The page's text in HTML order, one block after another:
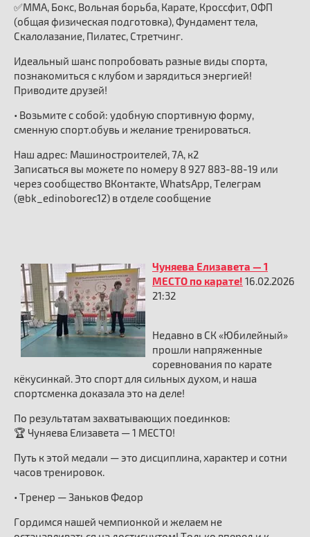
✅ММА, Бокс, Вольная борьба, Карате, Кроссфит, ОФП
(общая физическая подготовка), Фундамент тела,
Скалолазание, Пилатес, Стретчинг.
Идеальный шанс попробовать разные виды спорта,
познакомиться с клубом и зарядиться энергией!
Приводите друзей!
• Возьмите с собой: удобную спортивную форму,
сменную спорт.обувь и желание тренироваться.
Наш адрес: Машиностроителей, 7А, к2
Записаться вы можете по номеру 8 927 883-88-19 или
через сообщество ВКонтакте, WhatsApp, Телеграм
(@bk_edinoborec12) в отделе сообщение
Чуняева Елизавета — 1
МЕСТО по карате! 16.02.2026
21:32
Недавно в СК «Юбилейный»
прошли напряженные
соревнования по карате
кёкусинкай. Это спорт для сильных духом, и наша
спортсменка доказала это на деле!
По результатам захватывающих поединков:
🏆 Чуняева Елизавета — 1 МЕСТО!
Путь к этой медали — это дисциплина, характер и сотни
часов тренировок.
• Тренер — Заньков Федор
Гордимся нашей чемпионкой и желаем не